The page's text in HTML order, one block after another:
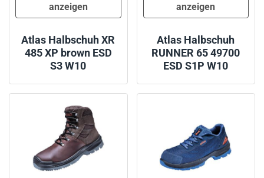
anzeigen
Atlas Halbschuh XR
485 XP brown ESD
S3 W10
anzeigen
Atlas Halbschuh
RUNNER 65 49700
ESD S1P W10